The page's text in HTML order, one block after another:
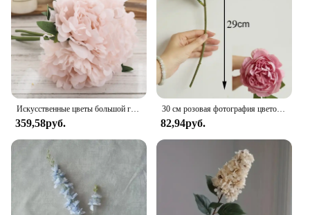
359,58руб.
30 см розовая фотография цветочный букет 5 большой головной бутон фотография для домашнего свадебного украшения indoo
82,94руб.